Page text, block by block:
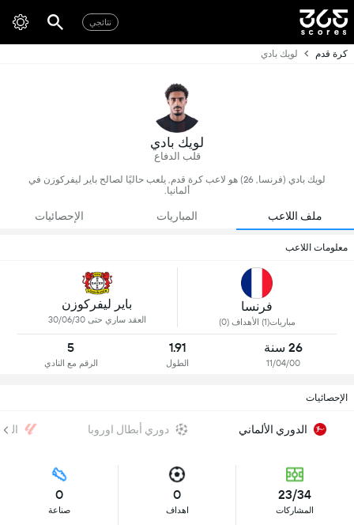
نتائجي
كرة قدم لويك بادي
لويك بادي
قلب الدفاع
لويك بادي (فرنسا, 26) هو لاعب كرة قدم, يلعب حاليًا لصالح باير ليفركوزن في
ألمانيا.
ملف اللاعب المباريات الإحصائيات
معلومات اللاعب
فرنسا
مباريات(1) الأهداف (0)
باير ليفركوزن
العقد ساري حتى 30/06/30
26 سنة
11/04/00
1.91
الطول
5
الرقم مع النادي
الإحصائيات
الدوري الألماني دوري أبطال اوروبا
23/34
المشاركات
0
اهداف
0
صناعة